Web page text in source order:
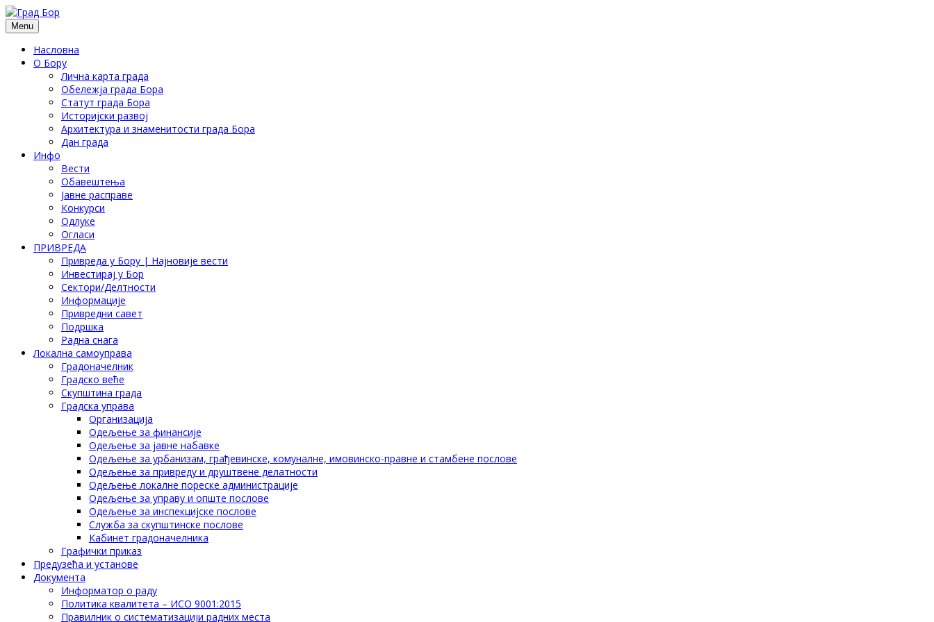
Menu
Насловна
О Бору
Лична карта града
Обележја града Бора
Статут града Бора
Историјски развој
Архитектура и знаменитости града Бора
Дан града
Инфо
Вести
Обавештења
Јавне расправе
Конкурси
Одлуке
Огласи
ПРИВРЕДА
Привреда у Бору | Најновије вести
Инвестирај у Бор
Сектори/Делтности
Информације
Привредни савет
Подршка
Радна снага
Локална самоуправа
Градоначелник
Градско веће
Скупштина града
Градска управа
Организација
Одељење за финансије
Одељење за јавне набавке
Одељење за урбанизам, грађевинске, комуналне, имовинско-правне и стамбене послове
Одељење за привреду и друштвене делатности
Одељење локалне пореске администрације
Одељење за управу и опште послове
Одељење за инспекцијске послове
Служба за скупштинске послове
Кабинет градоначелника
Графички приказ
Предузећа и установе
Документа
Информатор о раду
Политика квалитета – ИСО 9001:2015
Правилник о систематизацији радних места